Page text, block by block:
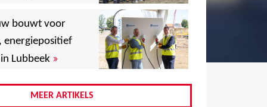
,
,
,
bouwt voor
energiepositief
Lubbeek »
MEER ARTIKELS